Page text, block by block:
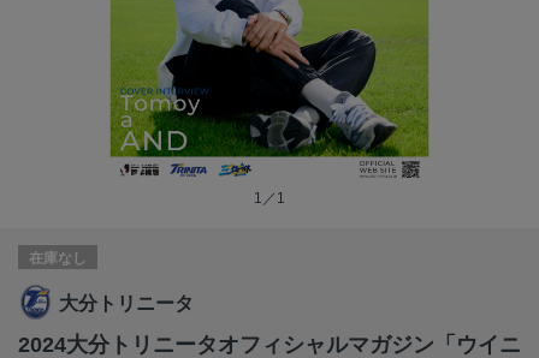
1／1
在庫なし
大分トリニータ
2024大分トリニータオフィシャルマガジン「ウイニ